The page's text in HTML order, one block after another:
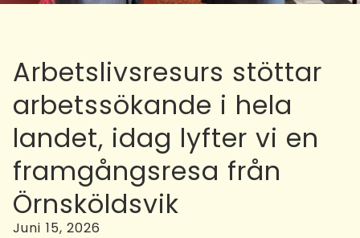
Arbetslivsresurs stöttar
arbetssökande i hela
landet, idag lyfter vi en
framgångsresa från
Örnsköldsvik
Juni 15, 2026